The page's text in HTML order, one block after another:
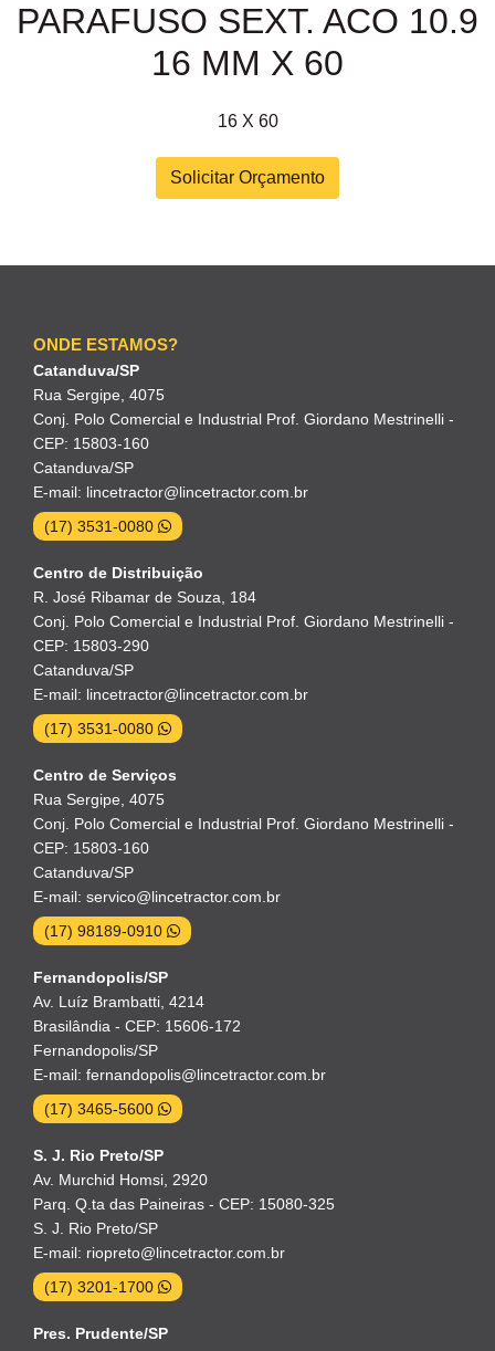
PARAFUSO SEXT. ACO 10.9
16 MM X 60
16 X 60
Solicitar Orçamento
ONDE ESTAMOS?
Catanduva/SP
Rua Sergipe, 4075
Conj. Polo Comercial e Industrial Prof. Giordano Mestrinelli -
CEP: 15803-160
Catanduva/SP
E-mail: lincetractor@lincetractor.com.br
(17) 3531-0080
Centro de Distribuição
R. José Ribamar de Souza, 184
Conj. Polo Comercial e Industrial Prof. Giordano Mestrinelli -
CEP: 15803-290
Catanduva/SP
E-mail: lincetractor@lincetractor.com.br
(17) 3531-0080
Centro de Serviços
Rua Sergipe, 4075
Conj. Polo Comercial e Industrial Prof. Giordano Mestrinelli -
CEP: 15803-160
Catanduva/SP
E-mail: servico@lincetractor.com.br
(17) 98189-0910
Fernandopolis/SP
Av. Luíz Brambatti, 4214
Brasilândia - CEP: 15606-172
Fernandopolis/SP
E-mail: fernandopolis@lincetractor.com.br
(17) 3465-5600
S. J. Rio Preto/SP
Av. Murchid Homsi, 2920
Parq. Q.ta das Paineiras - CEP: 15080-325
S. J. Rio Preto/SP
E-mail: riopreto@lincetractor.com.br
(17) 3201-1700
Pres. Prudente/SP